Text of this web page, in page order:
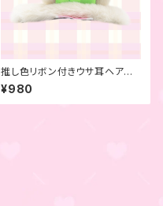
推し色リボン付きウサ耳ヘアピ
ン ライトグリーン
¥980